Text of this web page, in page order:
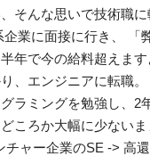
そんな思いで技術職
企業に面接に行き、 「
年で今の給料超えま
、エンジニアに転職
ラミングを勉強し、2
ころか大幅に少ない
チャー企業のSE -> 高